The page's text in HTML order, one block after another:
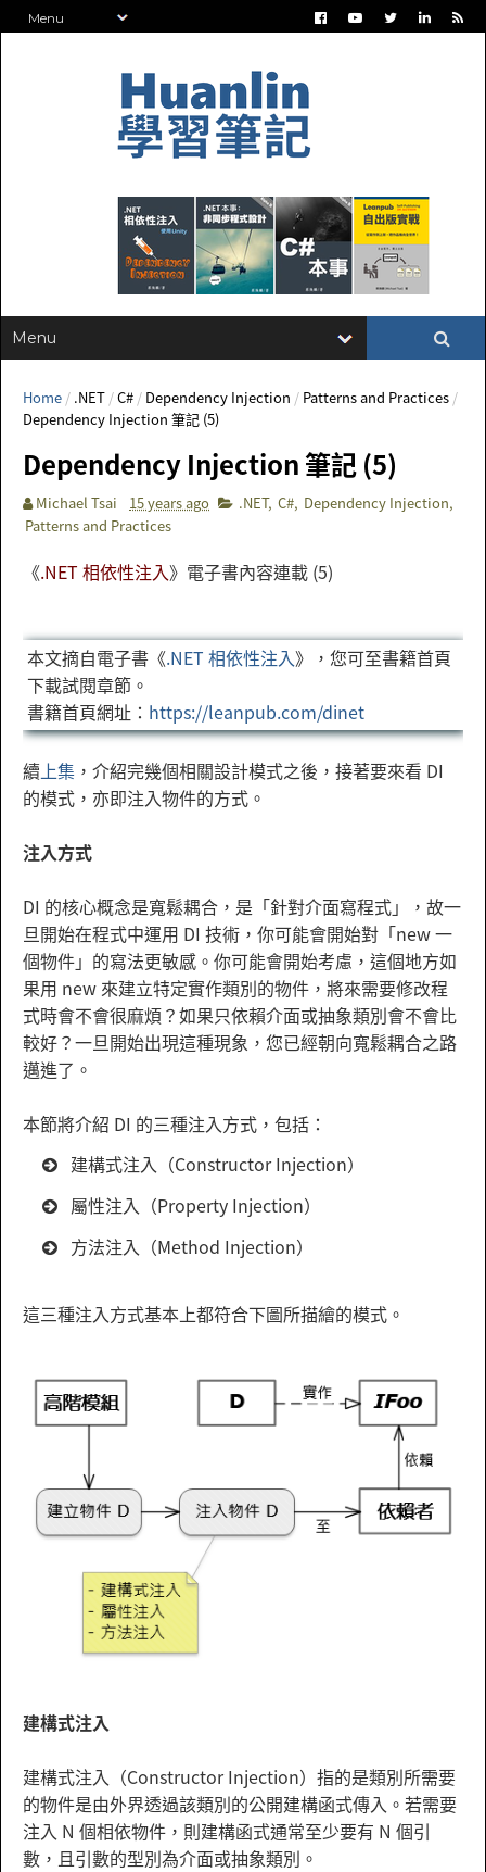
Home / .NET /C# / Dependency Injection / Patterns and Practices /
Dependency Injection 筆記 (5)
Dependency Injection 筆記 (5)
Michael Tsai 15 years ago .NET, C#, Dependency Injection,
Patterns and Practices
《.NET 相依性注入》電子書內容連載 (5)
本文摘自電子書《.NET 相依性注入》，您可至書籍首頁
下載試閱章節。
書籍首頁網址： https://leanpub.com/dinet
續上集 ，介紹完幾個相關設計模式之後，接著要來看 DI
的模式，亦即注入物件的方式。
注入方式
DI 的核心概念是寬鬆耦合，是「針對介面寫程式」，故一
旦開始在程式中運用 DI 技術，你可能會開始對「new 一
個物件」的寫法更敏感。你可能會開始考慮，這個地方如
果用 new 來建立特定實作類別的物件，將來需要修改程
式時會不會很麻煩？如果只依賴介面或抽象類別會不會比
較好？一旦開始出現這種現象，您已經朝向寬鬆耦合之路
邁進了。
本節將介紹 DI 的三種注入方式，包括：
建構式注入（Constructor Injection）
屬性注入（Property Injection）
方法注入（Method Injection）
這三種注入方式基本上都符合下圖所描繪的模式。
建構式注入
建構式注入（Constructor Injection）指的是類別所需要
的物件是由外界透過該類別的公開建構函式傳入。若需要
注入 N 個相依物件，則建構函式通常至少要有 N 個引
數，且引數的型別為介面或抽象類別。